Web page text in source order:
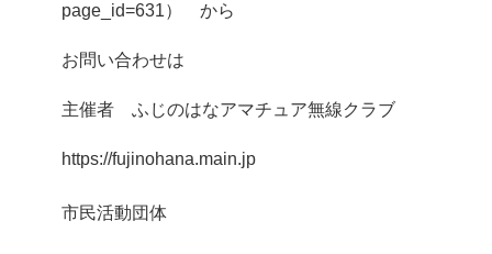
page_id=631） から
お問い合わせは
主催者 ふじのはなアマチュア無線クラブ
https://fujinohana.main.jp
市民活動団体